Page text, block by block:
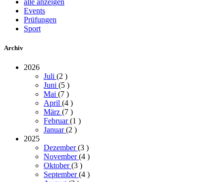
alle anzeigen
Events
Prüfungen
Sport
Archiv
2026
Juli (2 )
Juni (5 )
Mai (7 )
April (4 )
März (7 )
Februar(1 )
Januar(2 )
2025
Dezember(3 )
November(4 )
Oktober(3 )
September(4 )